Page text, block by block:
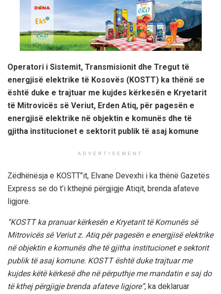
Operatori i Sistemit, Transmisionit dhe Tregut të
energjisë elektrike të Kosovës (KOSTT) ka thënë se
është duke e trajtuar me kujdes kërkesën e Kryetarit
të Mitrovicës së Veriut, Erden Atiq, për pagesën e
energjisë elektrike në objektin e komunës dhe të
gjitha institucionet e sektorit publik të asaj komune
ADVERTISEMENT
Zëdhënësja e KOSTT’’it, Elvane Devexhi i ka thënë Gazetës
Express se do t’i kthejnë përgjigje Atiqit, brenda afateve
ligjore.
“KOSTT ka pranuar kërkesën e Kryetarit të Komunës së
Mitrovicës së Veriut z. Atiq për pagesën e energjisë elektrike
në objektin e komunës dhe të gjitha institucionet e sektorit
publik të asaj komune. KOSTT është duke trajtuar me
kujdes këtë kërkesë dhe në përputhje me mandatin e saj do
të kthej përgjigje brenda afateve ligjore”, ka deklaruar